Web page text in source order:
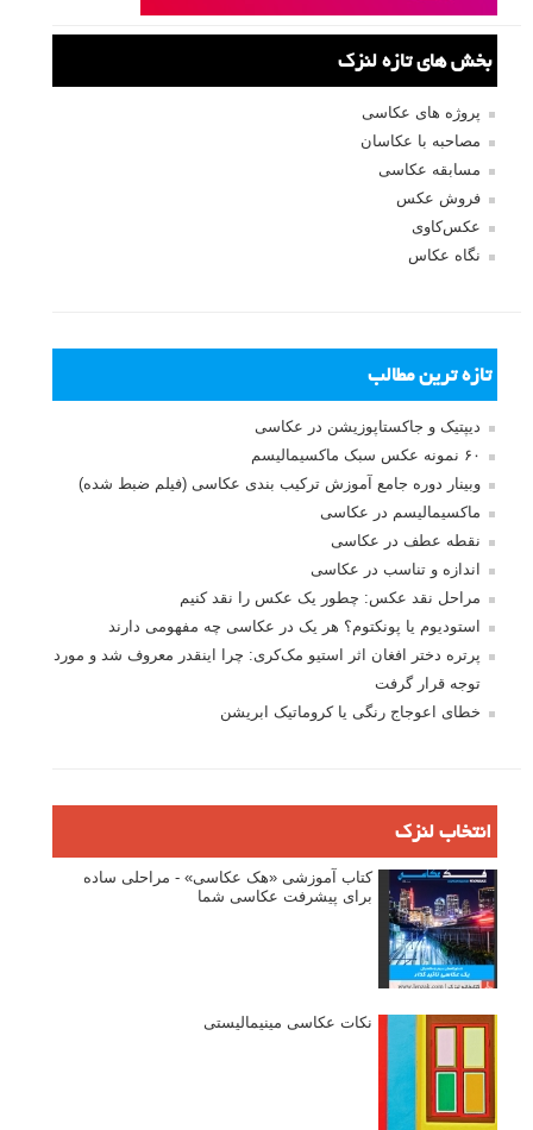
بخش های تازه لنزک
پروژه های عکاسی
مصاحبه با عکاسان
مسابقه عکاسی
فروش عکس
عکس‌کاوی
نگاه عکاس
تازه ترین مطالب
دیپتیک و جاکستا‌پوزیشن در عکاسی
۶۰ نمونه عکس سبک ماکسیمالیسم
وبینار دوره جامع آموزش ترکیب بندی عکاسی (فیلم ضبط شده)
ماکسیمالیسم در عکاسی
نقطه عطف در عکاسی
اندازه و تناسب در عکاسی
مراحل نقد عکس: چطور یک عکس را نقد کنیم
استودیوم یا پونکتوم؟ هر یک در عکاسی چه مفهومی دارند
پرتره دختر افغان اثر استیو مک‌کری: چرا اینقدر معروف شد و مورد
توجه قرار گرفت
خطای اعوجاج رنگی یا کروماتیک ابریشن
انتخاب لنزک
کتاب آموزشی «هک عکاسی» - مراحلی ساده
برای پیشرفت عکاسی شما
نکات عکاسی مینیمالیستی